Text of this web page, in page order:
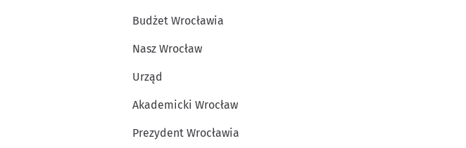
Budżet Wrocławia
Nasz Wrocław
Urząd
Akademicki Wrocław
Prezydent Wrocławia